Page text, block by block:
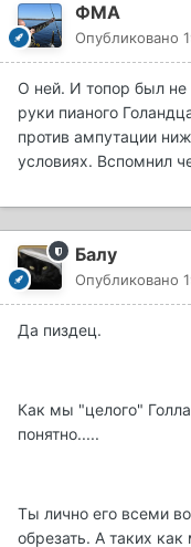
ФМА
Опубликовано
О ней. И топор был не
руки пианого
против ампутации
условиях. Вспомнил
Балу
Опубликовано
Да пиздец.
Как мы "целого"
понятно.....
Ты лично его всеми
обрезать. А таких